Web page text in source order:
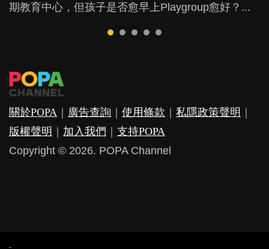
期教育中心，但孩子是否愈早上Playgroup愈好？...
友優勝，到底這課程有何特別之處？...
覺？...
因素，但原來全職和在職媽媽所養育的子女其實都各
關於POPA ｜ 廣告查詢 ｜ 使用條款 ｜ 私隱政策聲明 ｜
版權聲明 ｜ 加入我們 ｜ 支持POPA
Copyright © 2026. POPA Channel
-